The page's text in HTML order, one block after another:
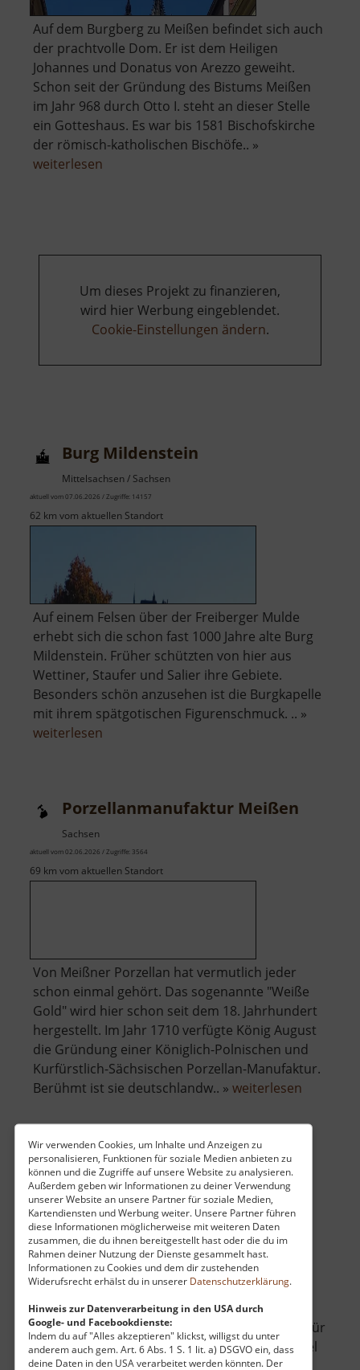
Wir verwenden Cookies, um Inhalte und Anzeigen zu
personalisieren, Funktionen für soziale Medien anbieten zu
können und die Zugriffe auf unsere Website zu analysieren.
Außerdem geben wir Informationen zu deiner Verwendung
unserer Website an unsere Partner für soziale Medien,
Kartendiensten und Werbung weiter. Unsere Partner führen
diese Informationen möglicherweise mit weiteren Daten
zusammen, die du ihnen bereitgestellt hast oder die du im
Rahmen deiner Nutzung der Dienste gesammelt hast.
Informationen zu Cookies und dem dir zustehenden
Widerufsrecht erhälst du in unserer Datenschutzerklärung.
Hinweis zur Datenverarbeitung in den USA durch
Google- und Facebookdienste:
Indem du auf "Alles akzeptieren" klickst, willigst du unter
anderem auch gem. Art. 6 Abs. 1 S. 1 lit. a) DSGVO ein, dass
deine Daten in den USA verarbeitet werden könnten. Der
Auf dem Burgberg zu Meißen befindet sich auch
der prachtvolle Dom. Er ist dem Heiligen
Johannes und Donatus von Arezzo geweiht.
Schon seit der Gründung des Bistums Meißen
im Jahr 968 durch Otto I. steht an dieser Stelle
ein Gotteshaus. Es war bis 1581 Bischofskirche
der römisch-katholischen Bischöfe.. »
weiterlesen
Um dieses Projekt zu finanzieren,
wird hier Werbung eingeblendet.
Cookie-Einstellungen ändern.
Burg Mildenstein
Mittelsachsen / Sachsen
aktuell vom 07.06.2026 / Zugriffe: 14157
62 km vom aktuellen Standort
Auf einem Felsen über der Freiberger Mulde
erhebt sich die schon fast 1000 Jahre alte Burg
Mildenstein. Früher schützten von hier aus
Wettiner, Staufer und Salier ihre Gebiete.
Besonders schön anzusehen ist die Burgkapelle
mit ihrem spätgotischen Figurenschmuck. .. »
weiterlesen
Porzellanmanufaktur Meißen
Sachsen
aktuell vom 02.06.2026 / Zugriffe: 3564
69 km vom aktuellen Standort
Von Meißner Porzellan hat vermutlich jeder
schon einmal gehört. Das sogenannte "Weiße
Gold" wird hier schon seit dem 18. Jahrhundert
hergestellt. Im Jahr 1710 verfügte König August
die Gründung einer Königlich-Polnischen und
Kurfürstlich-Sächsischen Porzellan-Manufaktur.
Berühmt ist sie deutschlandw.. » weiterlesen
Meißen
Karls Erdbeerdorf
Döbeln / Sachsen
61 km vom aktuellen Standort
Karls Erlebnis-Dorf in Döbeln ist ein Paradies für
die ganze Familie und ein beliebtes Ausflugsziel
im Herzen Sachsens. Direkt an der Autobahn